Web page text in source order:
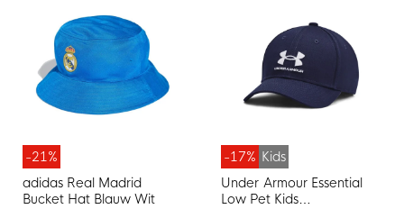
-21%
adidas Real Madrid
Bucket Hat Blauw Wit
-17% Kids
Under Armour Essential
Low Pet Kids